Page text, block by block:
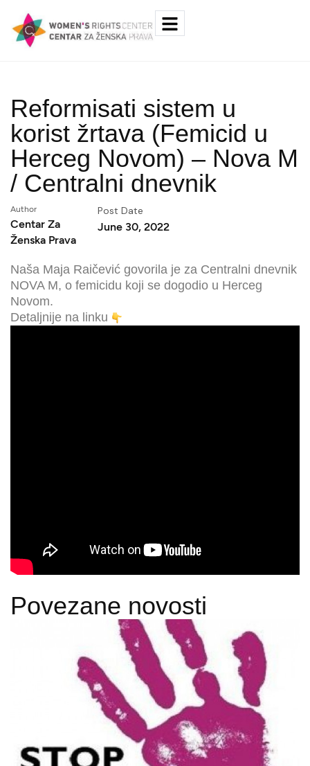
Reformisati sistem u
korist žrtava (Femicid u
Herceg Novom) – Nova M
/ Centralni dnevnik
Author
Centar Za
Ženska Prava
Post Date
June 30, 2022
Naša Maja Raičević govorila je za Centralni dnevnik
NOVA M, o femicidu koji se dogodio u Herceg
Novom.
Detaljnije na linku
Povezane novosti